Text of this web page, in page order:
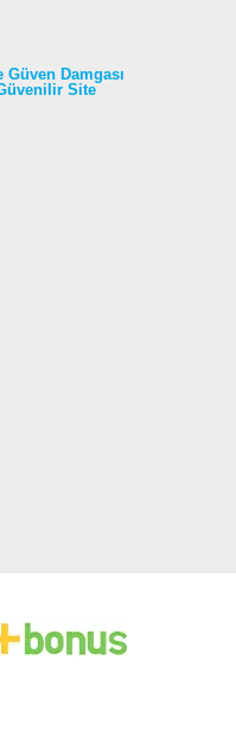
Güven Damgası
Site